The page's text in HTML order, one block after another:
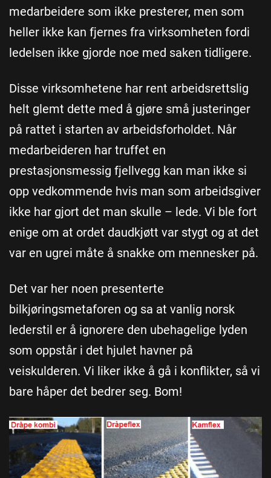
medarbeidere som ikke presterer, men som
heller ikke kan fjernes fra virksomheten fordi
ledelsen ikke gjorde noe med saken tidligere.
Disse virksomhetene har rent arbeidsrettslig
helt glemt dette med å gjøre små justeringer
på rattet i starten av arbeidsforholdet. Når
medarbeideren har truffet en
prestasjonsmessig fjellvegg kan man ikke si
opp vedkommende hvis man som arbeidsgiver
ikke har gjort det man skulle – lede. Vi ble fort
enige om at ordet daudkjøtt var stygt og at det
var en ugrei måte å snakke om mennesker på.
Det var her noen presenterte
bilkjøringsmetaforen og sa at vanlig norsk
lederstil er å ignorere den ubehagelige lyden
som oppstår i det hjulet havner på
veiskulderen. Vi liker ikke å gå i konflikter, så vi
bare håper det bedrer seg. Bom!